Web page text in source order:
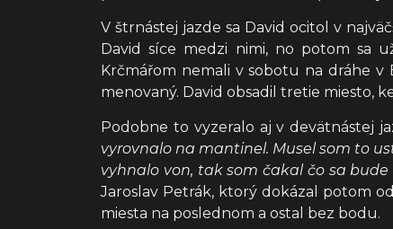
V štrnástej jazde sa David ocitol v
David síce medzi nimi, no potom sa
Krčmářom nemali v sobotu na dráhe
menovaný. David obsadil tretie miesto,
Podobne to vyzeralo aj v devätnástej
vyrovnalo na mantinel. Musel som to
vyhnalo von, tak som čakal čo sa
Jaroslav Petrák, ktorý dokázal potom
miesta na poslednom a ostal bez bodu.